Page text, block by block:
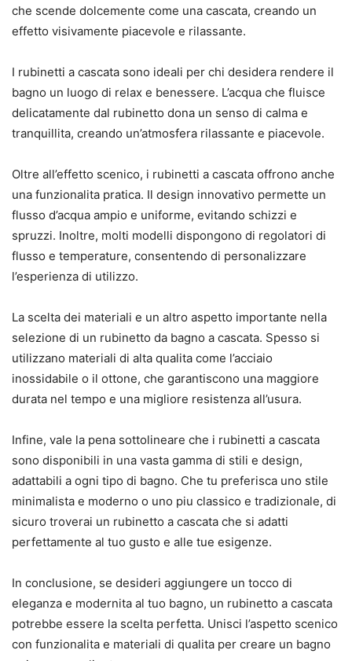
che scende dolcemente come una cascata, creando un
effetto visivamente piacevole e rilassante.
I rubinetti a cascata sono ideali per chi desidera rendere il
bagno un luogo di relax e benessere. L’acqua che fluisce
delicatamente dal rubinetto dona un senso di calma e
tranquillita, creando un’atmosfera rilassante e piacevole.
Oltre all’effetto scenico, i rubinetti a cascata offrono anche
una funzionalita pratica. Il design innovativo permette un
flusso d’acqua ampio e uniforme, evitando schizzi e
spruzzi. Inoltre, molti modelli dispongono di regolatori di
flusso e temperature, consentendo di personalizzare
l’esperienza di utilizzo.
La scelta dei materiali e un altro aspetto importante nella
selezione di un rubinetto da bagno a cascata. Spesso si
utilizzano materiali di alta qualita come l’acciaio
inossidabile o il ottone, che garantiscono una maggiore
durata nel tempo e una migliore resistenza all’usura.
Infine, vale la pena sottolineare che i rubinetti a cascata
sono disponibili in una vasta gamma di stili e design,
adattabili a ogni tipo di bagno. Che tu preferisca uno stile
minimalista e moderno o uno piu classico e tradizionale, di
sicuro troverai un rubinetto a cascata che si adatti
perfettamente al tuo gusto e alle tue esigenze.
In conclusione, se desideri aggiungere un tocco di
eleganza e modernita al tuo bagno, un rubinetto a cascata
potrebbe essere la scelta perfetta. Unisci l’aspetto scenico
con funzionalita e materiali di qualita per creare un bagno